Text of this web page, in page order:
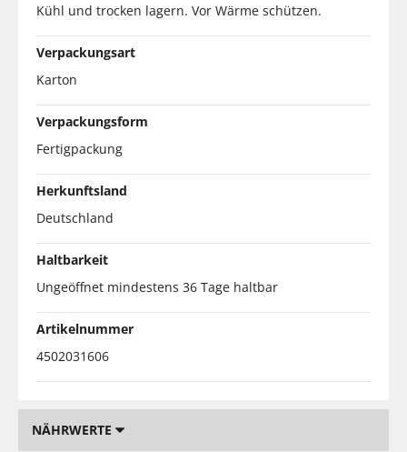
Kühl und trocken lagern. Vor Wärme schützen.
Verpackungsart
Karton
Verpackungsform
Fertigpackung
Herkunftsland
Deutschland
Haltbarkeit
Ungeöffnet mindestens 36 Tage haltbar
Artikelnummer
4502031606
NÄHRWERTE